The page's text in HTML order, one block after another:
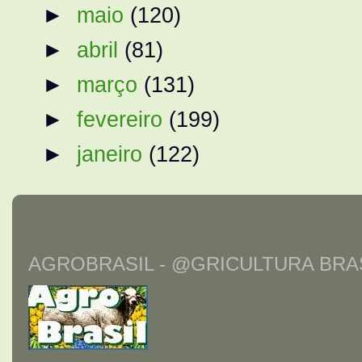
► maio (120)
► abril (81)
► março (131)
►fevereiro (199)
► janeiro (122)
AGROBRASIL - @GRICULTURA